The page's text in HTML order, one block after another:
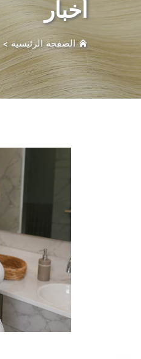
أخبار
الصفحة الرئيسية>